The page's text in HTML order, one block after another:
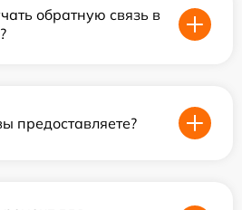
обратную связь в
предоставляете?